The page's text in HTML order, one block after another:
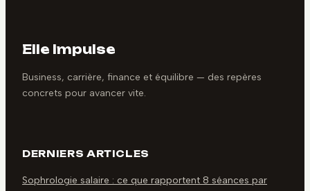
Elle Impulse
Business, carrière, finance et équilibre — des repères
concrets pour avancer vite.
DERNIERS ARTICLES
Sophrologie salaire : ce que rapportent 8 séances par